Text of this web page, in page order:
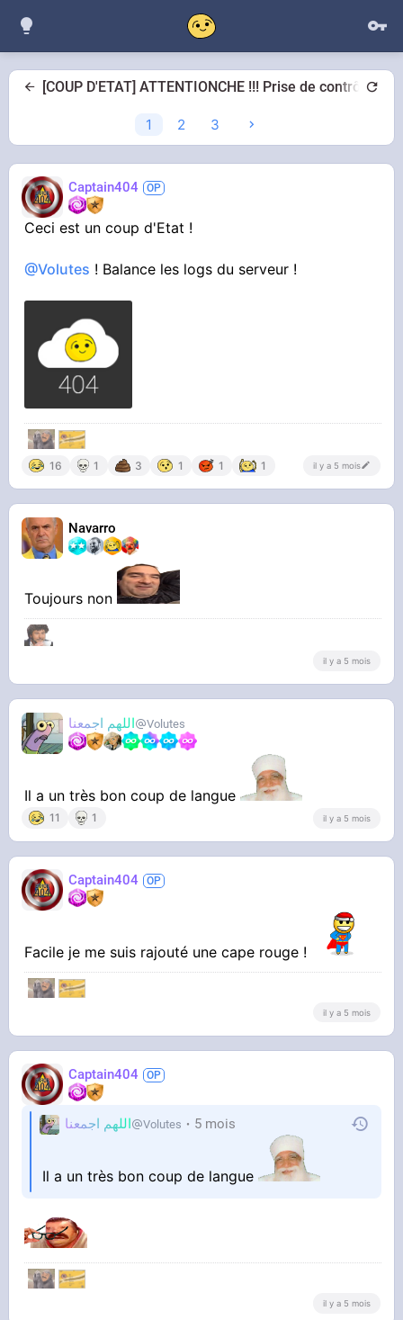
[COUP D'ETAT] ATTENTIONCHE !!! Prise de contrôle
1 2 3
Captain404
Ceci est un coup d'Etat !
@Volutes ! Balance les logs du serveur !
‎‎ ‎
16 1 3 1 1 1 il y a 5 mois
Navarro
Toujours non
il y a 5 mois
اللهم اجمعنا Volutes
Il a un très bon coup de langue
11 1 il y a 5 mois
Captain404
Facile je me suis rajouté une cape rouge !
‎‎ ‎
il y a 5 mois
Captain404
اللهم اجمعنا Volutes 5 mois
Il a un très bon coup de langue
‎‎ ‎
il y a 5 mois